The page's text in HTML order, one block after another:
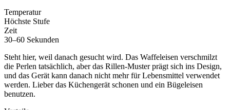
Temperatur
Höchste Stufe
Zeit
30–60 Sekunden
Steht hier, weil danach gesucht wird. Das Waffeleisen verschmilzt
die Perlen tatsächlich, aber das Rillen-Muster prägt sich ins Design,
und das Gerät kann danach nicht mehr für Lebensmittel verwendet
werden. Lieber das Küchengerät schonen und ein Bügeleisen
benutzen.